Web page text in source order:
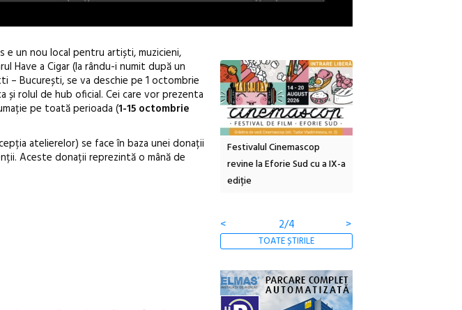
e un nou local pentru artiști, muzicieni,
Have a Cigar(la rându-i numit după un
– București, se va deschie pe 1 octombrie
și rolul de hub oficial. Cei care vor prezenta
pe toată perioada (1-15 octombrie
atelierelor) se face în baza unei donații
Aceste donații reprezintă o mână de
Anuala de artă urbană
Artown NOW #5:
Festivalul Cinemascop
revine la Eforie Sud cu a IX-a
ediție
<
2/4 >
TOATE ȘTIRILE